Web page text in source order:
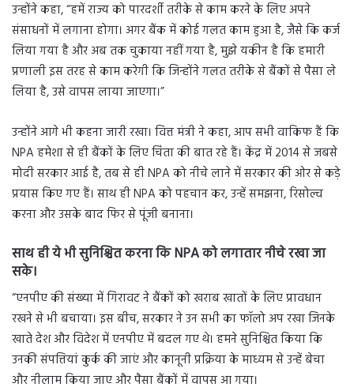
उन्होंने कहा, “हमें राज्य को पारदर्शी तरीके से काम करने के लिए अपने
संसाधनों में लगाना होगा। अगर बैंक में कोई गलत काम हुआ है, जैसे कि कर्ज
लिया गया है और अब तक चुकाया नहीं गया है, मुझे यकीन है कि हमारी
प्रणाली इस तरह से काम करेगी कि जिन्होंने गलत तरीके से बैंकों से पैसा ले
लिया है, उसे वापस लाया जाएगा।”
उन्होंने आगे भी कहना जारी रखा। वित्त मंत्री ने कहा, आप सभी वाकिफ हैं कि
NPA हमेशा से ही बैंकों के लिए चिंता की बात रहे हैं। केंद्र में 2014 से जबसे
मोदी सरकार आई है, तब से ही NPA को नीचे लाने में सरकार की ओर से कड़े
प्रयास किए गए हैं। साथ ही NPA को पहचान कर, उन्हें समझना, रिसोल्व
करना और उसके बाद फिर से पूंजी बनाना।
साथ ही ये भी सुनिश्चित करना कि NPA को लगातार नीचे रखा जा
सके।
“एनपीए की संख्या में गिरावट ने बैंकों को खराब खातों के लिए प्रावधान
रखने से भी बचाया। इस बीच, सरकार ने उन सभी का फॉलो अप रखा जिनके
खाते देश और विदेश में एनपीए में बदल गए थे। हमने सुनिश्चित किया कि
उनकी संपत्तियां कुर्क की जाएं और कानूनी प्रक्रिया के माध्यम से उन्हें बेचा
और नीलाम किया जाए और पैसा बैंकों में वापस आ गया।